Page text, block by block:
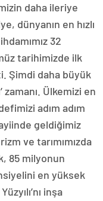
daha ileriye
dünyanın en hızlı
32
tarihimizde ilk
Şimdi daha büyük
zamanı. Ülkemizi en
adım adım
geldiğimiz
ve tarımımızda
85 milyonun
en yüksek
inşa